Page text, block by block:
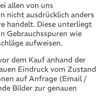
allen von uns
nicht ausdrücklich anders
handelt. Diese unterliegt
Gebrauchsspuren wie
aufweisen.
dem Kauf anhand der
Eindruck vom Zustand
auf Anfrage (Email /
Bilder zur genauen